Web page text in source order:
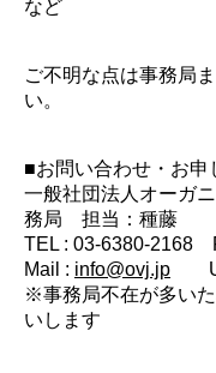
など
ご不明な点は事務局
い。
■お問い合わせ・お申
一般社団法人オーガ
務局 担当：種藤
TEL : 03-6380-2168
Mail : info@ovj.jp
※事務局不在が多い
いします